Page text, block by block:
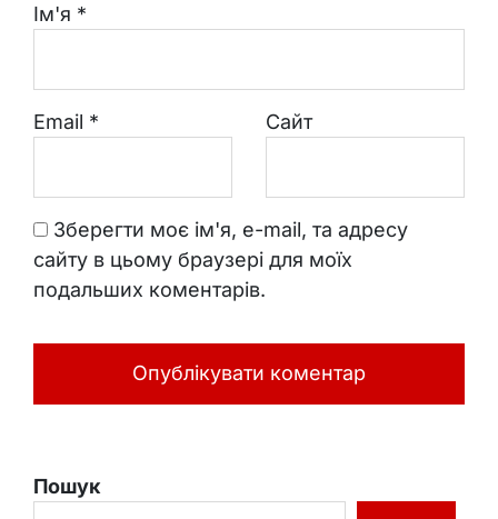
Ім'я *
Email * Сайт
Зберегти моє ім'я, e-mail, та адресу
сайту в цьому браузері для моїх
подальших коментарів.
Пошук